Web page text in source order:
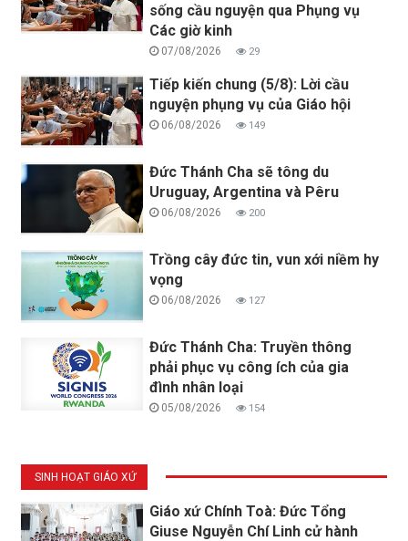
sống cầu nguyện qua Phụng vụ
Các giờ kinh
07/08/2026 29
Tiếp kiến chung (5/8): Lời cầu
nguyện phụng vụ của Giáo hội
06/08/2026 149
Đức Thánh Cha sẽ tông du
Uruguay, Argentina và Pêru
06/08/2026 200
Trồng cây đức tin, vun xới niềm hy
vọng
06/08/2026 127
Đức Thánh Cha: Truyền thông
phải phục vụ công ích của gia
đình nhân loại
05/08/2026 154
SINH HOẠT GIÁO XỨ
Giáo xứ Chính Toà: Đức Tổng
Giuse Nguyễn Chí Linh cử hành